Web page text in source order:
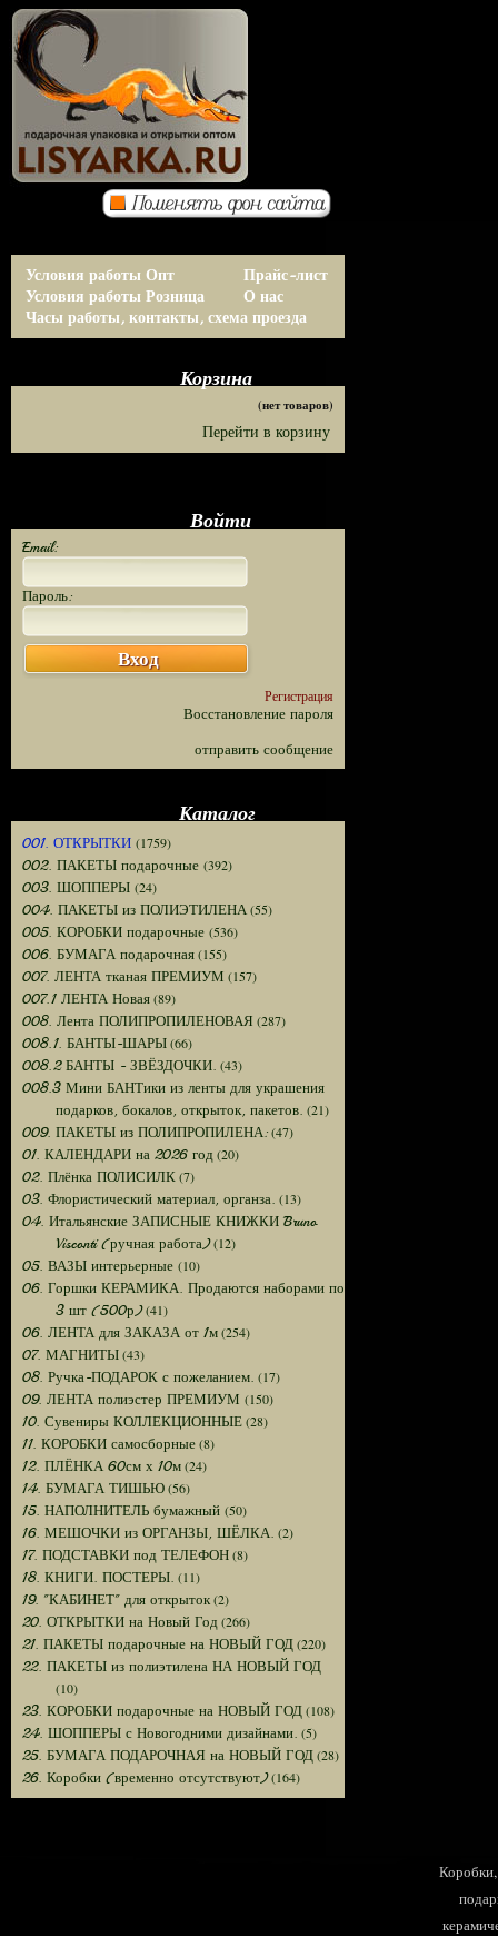
Условия работы Опт
Условия работы Розница
Прайс-лист
О нас
Часы работы, контакты, схема проезда
Корзина
(нет товаров)
Перейти в корзину
Войти
Email:
Пароль:
Вход
Регистрация
Восстановление пароля
отправить сообщение
Каталог
001. ОТКРЫТКИ (1759)
002. ПАКЕТЫ подарочные (392)
003. ШОППЕРЫ (24)
004. ПАКЕТЫ из ПОЛИЭТИЛЕНА(55)
005. КОРОБКИ подарочные (536)
006. БУМАГА подарочная(155)
007. ЛЕНТА тканая ПРЕМИУМ (157)
007.1 ЛЕНТА Новая(89)
008. Лента ПОЛИПРОПИЛЕНОВАЯ (287)
008.1. БАНТЫ-ШАРЫ(66)
008.2 БАНТЫ - ЗВЁЗДОЧКИ. (43)
008.3 Мини БАНТики из ленты для украшения
подарков, бокалов, открыток, пакетов. (21)
009. ПАКЕТЫ из ПОЛИПРОПИЛЕНА:(47)
01. КАЛЕНДАРИ на 2026 год (20)
02. Плёнка ПОЛИСИЛК(7)
03. Флористический материал, органза. (13)
04. Итальянские ЗАПИСНЫЕ КНИЖКИ Bruno
Visconti (ручная работа)(12)
05. ВАЗЫ интерьерные (10)
06. Горшки КЕРАМИКА. Продаются наборами по
3 шт (500р)(41)
06. ЛЕНТА для ЗАКАЗА от 1м(254)
07. МАГНИТЫ(43)
08. Ручка-ПОДАРОК с пожеланием. (17)
09. ЛЕНТА полиэстер ПРЕМИУМ (150)
10. Сувениры КОЛЛЕКЦИОННЫЕ(28)
11. КОРОБКИ самосборные(8)
12. ПЛЁНКА 60см х 10м(24)
14. БУМАГА ТИШЬЮ(56)
15. НАПОЛНИТЕЛЬ бумажный (50)
16. МЕШОЧКИ из ОРГАНЗЫ, ШЁЛКА. (2)
17. ПОДСТАВКИ под ТЕЛЕФОН(8)
18. КНИГИ. ПОСТЕРЫ. (11)
19. "КАБИНЕТ" для открыток(2)
20. ОТКРЫТКИ на Новый Год (266)
21. ПАКЕТЫ подарочные на НОВЫЙ ГОД(220)
22. ПАКЕТЫ из полиэтилена НА НОВЫЙ ГОД
(10)
23. КОРОБКИ подарочные на НОВЫЙ ГОД(108)
24. ШОППЕРЫ с Новогодними дизайнами. (5)
25. БУМАГА ПОДАРОЧНАЯ на НОВЫЙ ГОД(28)
26. Коробки (временно отсутствуют)(164)